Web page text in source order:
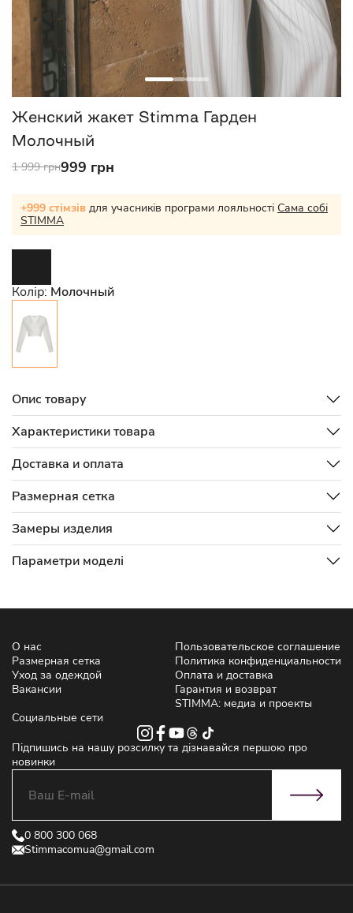
Женский жакет Stimma Гарден
Молочный
1 999 грн999 грн
+999 стімзів для учасників програми лояльності Сама собі
STIMMA
Колір: Молочный
Опис товару
Характеристики товара
Доставка и оплата
Размерная сетка
Замеры изделия
Параметри моделі
О нас
Размерная сетка
Уход за одеждой
Вакансии
Пользовательское соглашение
Политика конфиденциальности
Оплата и доставка
Гарантия и возврат
STIMMA: медиа и проекты
Социальные сети
Підпишись на нашу розсилку та дізнавайся першою про
новинки
0 800 300 068
Stimmacomua@gmail.com